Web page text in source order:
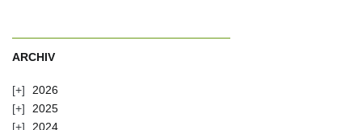
ARCHIV
2026
2025
2024